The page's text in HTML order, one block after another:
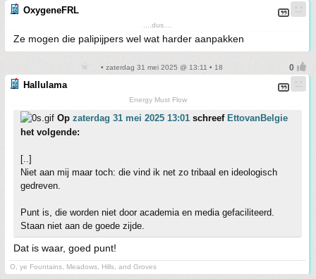
OxygeneFRL
....dus....
Ze mogen die palipijpers wel wat harder aanpakken
• zaterdag 31 mei 2025 @ 13:11 • 18
Hallulama
Energy Must Flow
Op zaterdag 31 mei 2025 13:01 schreef EttovanBelgie
het volgende:
[..]
Niet aan mij maar toch: die vind ik net zo tribaal en ideologisch
gedreven.
Punt is, die worden niet door academia en media gefaciliteerd.
Staan niet aan de goede zijde.
Dat is waar, goed punt!
O, ye Fountains, Meadows, Hills, and Groves